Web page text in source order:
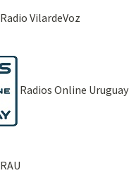
Radio VilardeVoz
Radios Online Uruguay
RAU